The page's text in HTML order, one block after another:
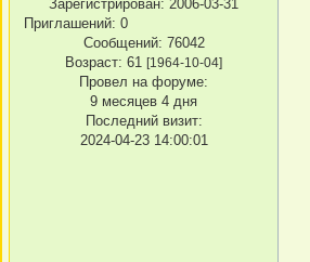
Зарегистрирован: 2006-03-31
Приглашений: 0
Сообщений: 76042
Возраст: 61 [1964-10-04]
Провел на форуме:
9 месяцев 4 дня
Последний визит:
2024-04-23 14:00:01